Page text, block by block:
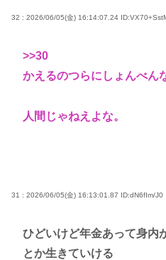
32 : 2026/06/05(金) 16:14:07.24
>>30
かえるのつらにしょんべん
人間じゃねえよな。
31 : 2026/06/05(金) 16:13:01.87 ID:dN6fIm/J0
ひどいけど年金あって身内
とか生きていける